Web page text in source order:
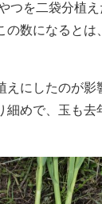
つを二袋分植
の数になるとは
えにしたのが影
細めで、玉も去